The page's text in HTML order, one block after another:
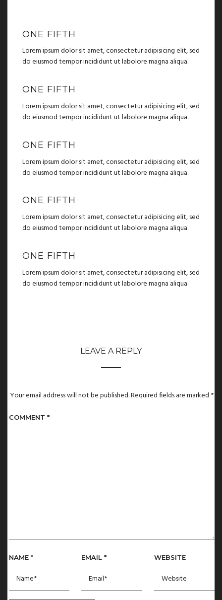
ONE FIFTH
Lorem ipsum dolor sit amet, consectetur adipisicing elit, sed
do eiusmod tempor incididunt ut labolore magna aliqua.
ONE FIFTH
Lorem ipsum dolor sit amet, consectetur adipisicing elit, sed
do eiusmod tempor incididunt ut labolore magna aliqua.
ONE FIFTH
Lorem ipsum dolor sit amet, consectetur adipisicing elit, sed
do eiusmod tempor incididunt ut labolore magna aliqua.
ONE FIFTH
Lorem ipsum dolor sit amet, consectetur adipisicing elit, sed
do eiusmod tempor incididunt ut labolore magna aliqua.
ONE FIFTH
Lorem ipsum dolor sit amet, consectetur adipisicing elit, sed
do eiusmod tempor incididunt ut labolore magna aliqua.
LEAVE A REPLY
Your email address will not be published.Required fields are marked *
COMMENT *
NAME * EMAIL* WEBSITE